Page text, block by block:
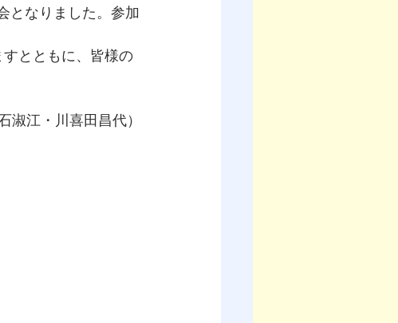
となりました。参加
とともに、皆様の
淑江・川喜田昌代）